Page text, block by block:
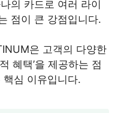
의 카드로 여러 라이
점이 큰 강점입니다.
은 고객의 다양한
혜택’을 제공하는 점
심 이유입니다.